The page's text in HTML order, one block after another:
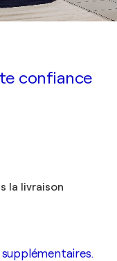
confiance
la livraison